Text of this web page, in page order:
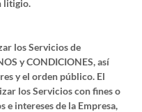
litigio.
los Servicios de
y CONDICIONES, así
y el orden público. El
los Servicios con fines o
e intereses de la Empresa,